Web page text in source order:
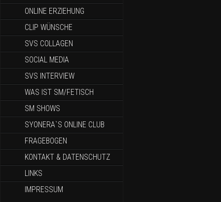
ONLINE ERZIEHUNG
CLIP WÜNSCHE
SVS COLLAGEN
SOCIAL MEDIA
SVS INTERVIEW
WAS IST SM/FETISCH
SM SHOWS
SYONERA`S ONLINE CLUB
FRAGEBOGEN
KONTAKT & DATENSCHUTZ
LINKS
IMPRESSUM